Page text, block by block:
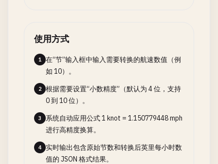
使用方式
1
在“节”输入框中输入需要转换的航速数值（例
如 10）。
2
根据需要设置“小数精度”（默认为 4 位，支持
0 到 10 位）。
3
系统自动应用公式 1 knot = 1.150779448 mph
进行高精度换算。
4
实时输出包含原始节数和转换后英里每小时数
值的 JSON 格式结果。